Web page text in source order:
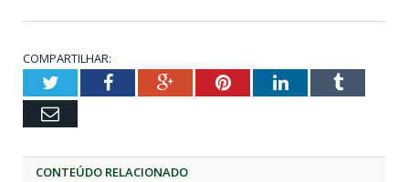
COMPARTILHAR:
TwitterFacebookGoogle+PinterestLinkedInTumblr
Email
CONTEÚDO RELACIONADO